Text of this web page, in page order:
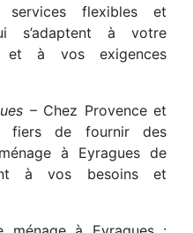
flexibles et
s’adaptent à votre
et à vos exigences
– Chez Provence et
fiers de fournir des
à Eyragues de
à vos besoins et